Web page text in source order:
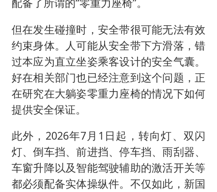
但在发生碰撞时，安全带很可能无法有效
约束身体。人可能从安全带下方滑落，错
过本应为直立坐姿乘客设计的安全气囊。
好在相关部门也已经注意到这个问题，正
在研究在大躺姿零重力座椅的情况下如何
提供安全保证。
此外，2026年7月1日起，转向灯、双闪
灯、倒车挡、前进挡、停车挡、雨刮器、
车窗升降以及智能驾驶辅助的激活开关等
都必须配备实体操纵件。不仅如此，新国